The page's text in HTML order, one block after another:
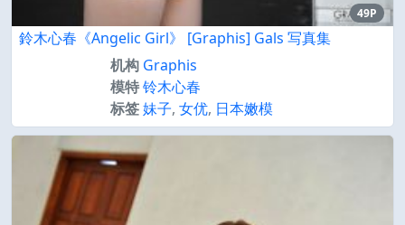
49P
鈴木心春《Angelic Girl》 [Graphis] Gals 写真集
机构 Graphis
模特铃木心春
标签妹子, 女优, 日本嫩模